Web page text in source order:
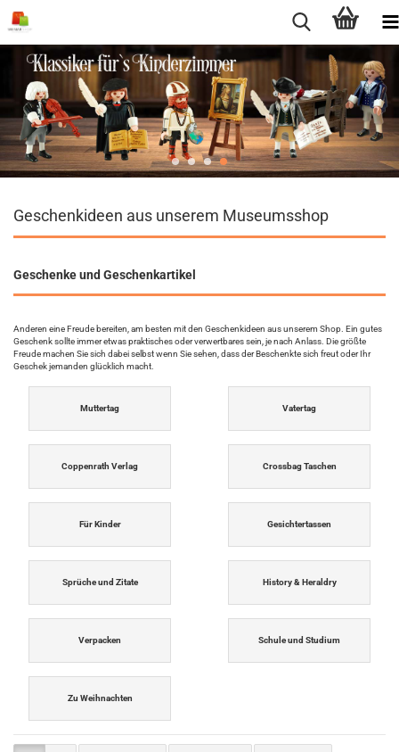
Geschenkideen aus unserem Museumsshop
Geschenke und Geschenkartikel
Anderen eine Freude bereiten, am besten mit den Geschenkideen aus unserem Shop. Ein gutes
Geschenk sollte immer etwas praktisches oder verwertbares sein, je nach Anlass. Die größte
Freude machen Sie sich dabei selbst wenn Sie sehen, dass der Beschenkte sich freut oder Ihr
Geschek jemanden glücklich macht.
Muttertag Vatertag
Coppenrath Verlag Crossbag Taschen
Für Kinder Gesichtertassen
Sprüche und Zitate History & Heraldry
Verpacken Schule und Studium
Zu Weihnachten